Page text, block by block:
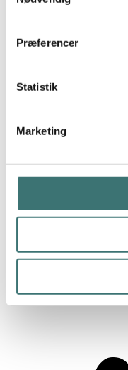
Præferencer
Statistik
Marketing